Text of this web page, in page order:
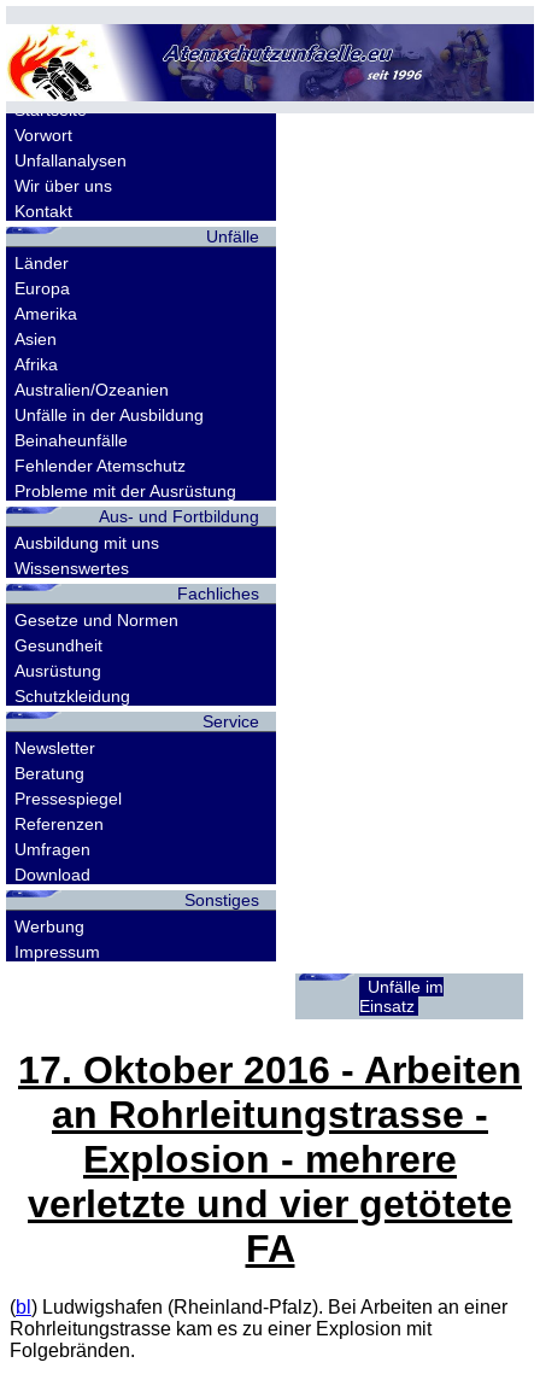
Allgemeines
Startseite
Vorwort
Unfallanalysen
Wir über uns
Kontakt
Unfälle
Länder
Europa
Amerika
Asien
Afrika
Australien/Ozeanien
Unfälle in der Ausbildung
Beinaheunfälle
Fehlender Atemschutz
Probleme mit der Ausrüstung
Aus- und Fortbildung
Ausbildung mit uns
Wissenswertes
Fachliches
Gesetze und Normen
Gesundheit
Ausrüstung
Schutzkleidung
Service
Newsletter
Beratung
Pressespiegel
Referenzen
Umfragen
Download
Sonstiges
Werbung
Impressum
Unfälle im
Einsatz
17. Oktober 2016 - Arbeiten
an Rohrleitungstrasse -
Explosion - mehrere
verletzte und vier getötete
FA
(bl ) Ludwigshafen (Rheinland-Pfalz). Bei Arbeiten an einer
Rohrleitungstrasse kam es zu einer Explosion mit
Folgebränden.